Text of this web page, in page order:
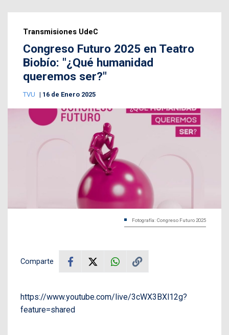
Transmisiones UdeC
Congreso Futuro 2025 en Teatro
Biobío: "¿Qué humanidad
queremos ser?"
TVU 16 de Enero 2025
Fotografía: Congreso Futuro 2025
Comparte
https://www.youtube.com/live/3cWX3BXl12g?
feature=shared